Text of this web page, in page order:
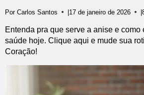
Por Carlos Santos |17 de janeiro de 2026 |
Entenda pra que serve a anise e como
saúde hoje. Clique aqui e mude sua
Coração!